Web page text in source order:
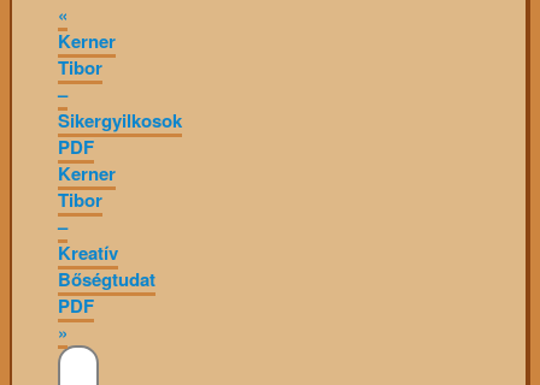
«
Kerner
Tibor
–
Sikergyilkosok
PDF
Kerner
Tibor
–
Kreatív
Bőségtudat
PDF
»